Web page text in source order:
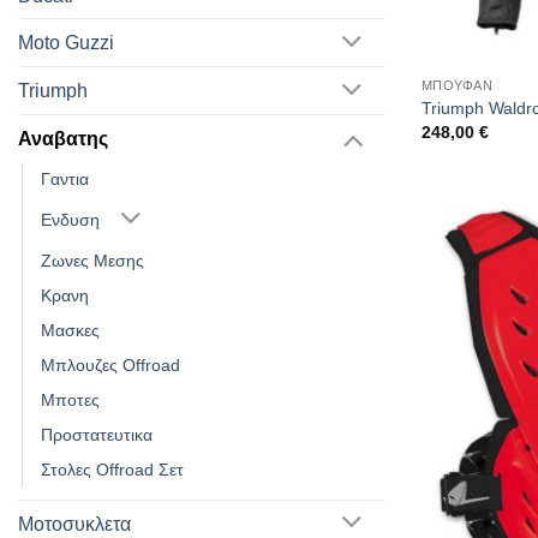
Moto Guzzi
Triumph
Αναβατης
Γαντια
Ενδυση
Ζωνες Μεσης
Κρανη
Μασκες
Μπλουζες Offroad
Μποτες
Προστατευτικα
Στολες Offroad Σετ
Μοτοσυκλετα
ΜΠΟΥΦΑΝ
Triumph
248,00 €